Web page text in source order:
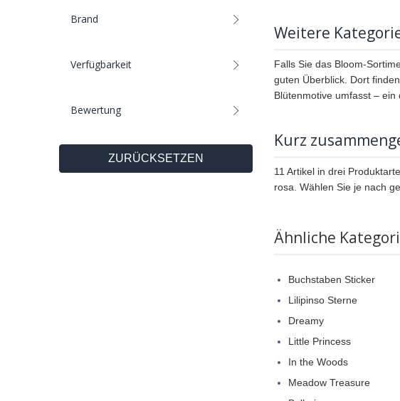
Brand
Verfügbarkeit
Bewertung
ZURÜCKSETZEN
Weitere
Falls Sie das Bloom-
guten Überblick. Dort
Blütenmotive umfasst – ein
Kurz
11 Artikel in drei
rosa. Wählen Sie je nach
Ähnliche
Buchstaben Sticker
Lilipinso Sterne
Dreamy
Little Princess
In the Woods
Meadow Treasure